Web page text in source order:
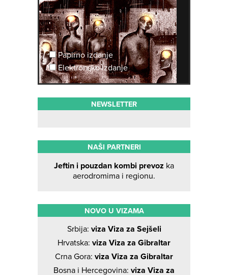
Papirno izdanje
Elektronsko izdanje
NEWSLETTER
NAŠI PARTNERI
Jeftin i pouzdan kombi prevoz ka
aerodromima i regionu.
NOVO U VIZAMA
Srbija: viza Viza za Sejšeli
Hrvatska: viza Viza za Gibraltar
Crna Gora: viza Viza za Gibraltar
Bosna i Hercegovina: viza Viza za